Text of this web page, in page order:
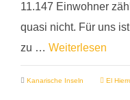
11.147 Einwohner
quasi nicht. Für uns
zu … Weiterlesen
Kanarische Inseln El